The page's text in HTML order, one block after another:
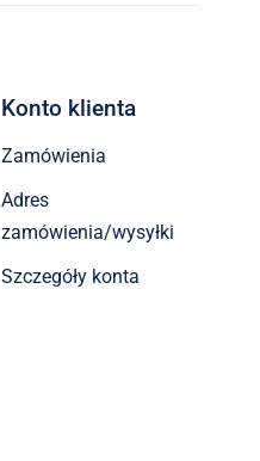
Konto klienta
Zamówienia
Adres
zamówienia/wysyłki
Szczegóły konta